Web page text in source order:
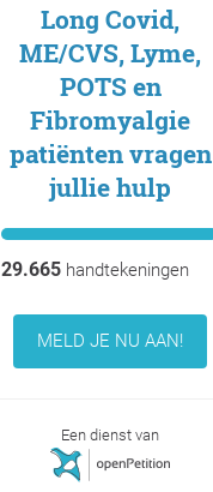
Long Covid,
ME/CVS, Lyme,
POTS en
Fibromyalgie
patiënten vragen
jullie hulp
29.665handtekeningen
MELD JE NU AAN!
Een dienst van